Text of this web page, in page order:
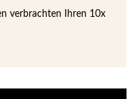
verbrachten Ihren 10x